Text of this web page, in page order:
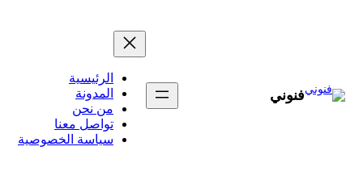
فنوني
الرئيسية
المدونة
من نحن
تواصل معنا
سياسة الخصوصية